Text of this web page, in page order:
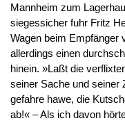
Mannheim zum
siegessicher fuhr Fritz
Wagen beim Empfänger
allerdings einen
hinein. »Laßt die
seiner Sache und seiner
gefahre hawe, die
ab!« – Als ich davon